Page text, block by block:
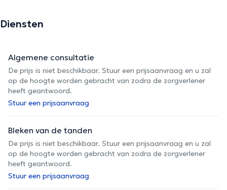
Diensten
Algemene consultatie
De prijs is niet beschikbaar. Stuur een prijsaanvraag en u zal
op de hoogte worden gebracht van zodra de zorgverlener
heeft geantwoord.
Stuur een prijsaanvraag
Bleken van de tanden
De prijs is niet beschikbaar. Stuur een prijsaanvraag en u zal
op de hoogte worden gebracht van zodra de zorgverlener
heeft geantwoord.
Stuur een prijsaanvraag